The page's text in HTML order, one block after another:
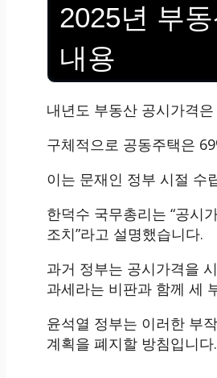
2025년 부
내용
내년도 부동산 공시가격
구체적으로 공동주택은
이는 문재인 정부 시절 수
한덕수 국무총리는 “공시
조치”라고 설명했습니다.
과거 정부는 공시가격을
과세라는 비판과 함께 세
윤석열 정부는 이러한 부
계획을 폐지할 방침입니다.